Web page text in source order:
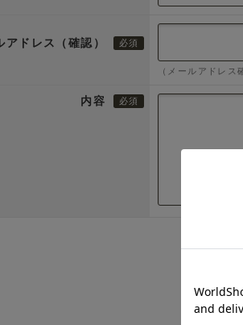
アドレス（確認）
（メールアドレ
内容